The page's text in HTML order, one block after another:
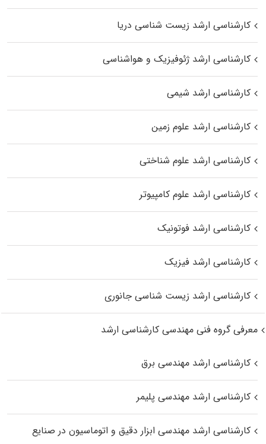
کارشناسی ارشد زیست‌ شناسی دریا
کارشناسی ارشد ژئوفیزیک و هواشناسی
کارشناسی ارشد شیمی
کارشناسی ارشد علوم زمین
کارشناسی ارشد علوم شناختی
کارشناسی ارشد علوم کامپیوتر
کارشناسی ارشد فوتونیک
کارشناسی ارشد فیزیک
کارشناسی ارشد زیست‌ شناسی جانوری
معرفی گروه فنی مهندسی کارشناسی ارشد
کارشناسی ارشد مهندسی برق
کارشناسی ارشد مهندسی پلیمر
کارشناسی ارشد مهندسی ابزار دقیق و اتوماسیون در صنایع